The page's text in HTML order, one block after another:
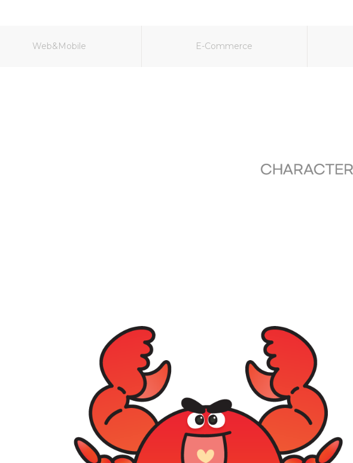
Web&Mobile E-Commerce